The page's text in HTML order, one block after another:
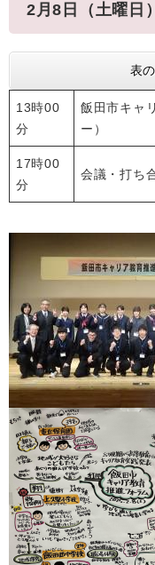
2月8日（土曜日）
表
13時00
分
飯田市キャ
ー）
17時00
分
会議・打ち